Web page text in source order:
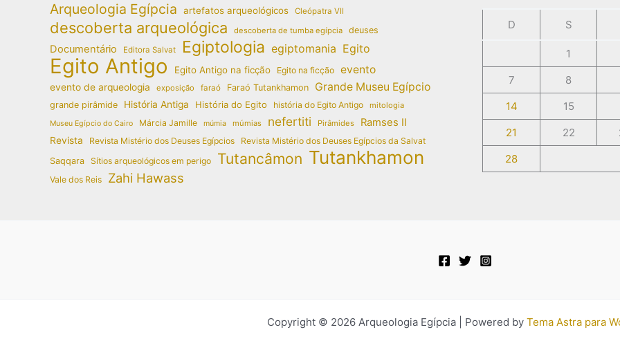
Arqueologia Egípcia artefatos arqueológicos Cleópatra VII
descoberta arqueológica descoberta de tumba egípcia deuses
Documentário Editora Salvat Egiptologia egiptomania Egito
Egito Antigo Egito Antigo na ficção Egito na ficção evento
evento de arqueologia exposição faraó Faraó Tutankhamon Grande Museu Egípcio
grande pirâmide História Antiga História do Egito história do Egito Antigo mitologia
Museu Egípcio do Cairo Márcia Jamille múmia múmias nefertiti Pirâmides Ramses II
Revista Revista Mistério dos Deuses Egípcios
Revista Mistério dos Deuses Egípcios da Salvat
Saqqara Sítios arqueológicos em perigo Tutancâmon Tutankhamon
Vale dos Reis Zahi Hawass
D S
1
7
8
14
15
21
22
28
Copyright © 2026 Arqueologia Egípcia | Powered by Tema Astra para